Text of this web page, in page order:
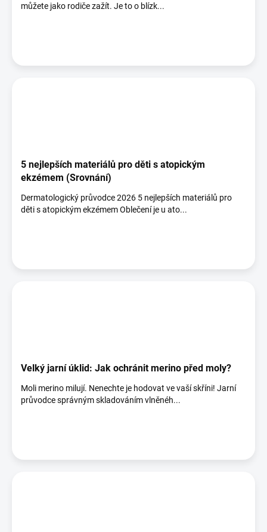
můžete jako rodiče zažít. Je to o blízk...
5 nejlepších materiálů pro děti s atopickým
ekzémem (Srovnání)
Dermatologický průvodce 2026 5 nejlepších materiálů pro
děti s atopickým ekzémem Oblečení je u ato...
Velký jarní úklid: Jak ochránit merino před moly?
Moli merino milují. Nenechte je hodovat ve vaší skříni! Jarní
průvodce správným skladováním vlněnéh...